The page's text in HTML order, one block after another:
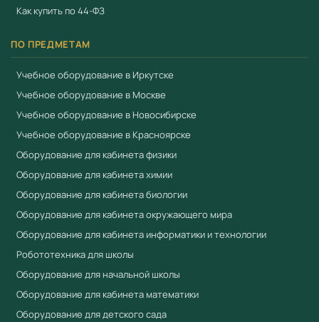
Оборудование применяется в образовательном
лабораторных работ и демонстрационных
экспериментов. Соответствует требованиям ФГОС и
Приказа № 838 Минпросвещения от 28.11.2024 к
оснащению образовательных учреждений.
Преимущества
Соответствует ФГОС и Приказу № 838
Минпросвещения
Приоритет при госзакупках по 44-ФЗ для продукции
из реестра Минпромторга (ПП РФ № 719, ПП РФ №
616)
Сертификат соответствия ЕАЭС
Полная комплектация с документацией
Гарантия производителя
Как купить по 44-ФЗ
ПО ПРЕДМЕТАМ
Учебное оборудование в Иркутске
Учебное оборудование в Москве
Учебное оборудование в Новосибирске
Учебное оборудование в Красноярске
Оборудование для кабинета физики
Оборудование для кабинета химии
Оборудование для кабинета биологии
Оборудование для кабинета окружающего мира
Оборудование для кабинета информатики и технологии
Робототехника для школы
Оборудование для начальной школы
Оборудование для кабинета математики
Оборудование для детского сада